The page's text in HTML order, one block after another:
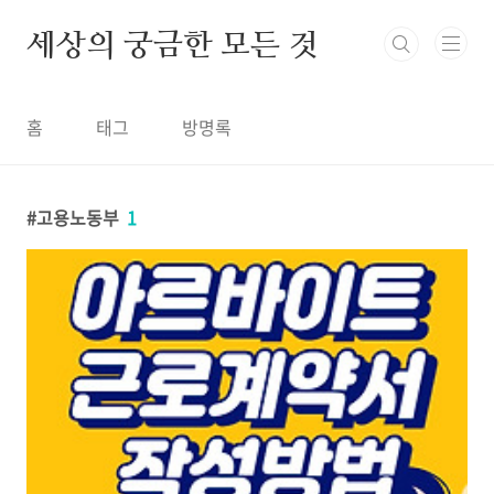
세상의 궁금한 모든 것
홈 태그 방명록
고용노동부 1